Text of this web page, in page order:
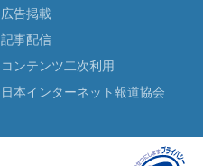
広告掲載
記事配信
コンテンツ二次利用
日本インターネット報道協会